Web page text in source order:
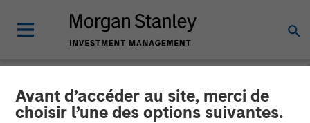
Avant d’accéder au site, merci de
choisir l’une des options suivantes.
NEWSROOM